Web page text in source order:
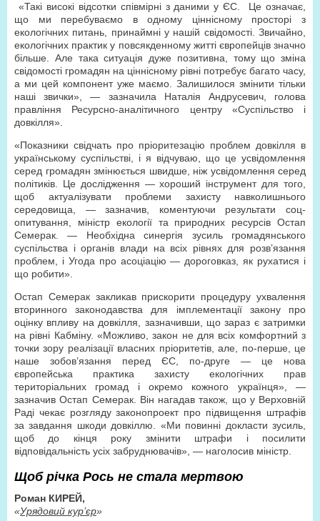
«Такі високі відсотки співмірні з даними у ЄС. Це означає,
що ми перебуваємо в одному ціннісному просторі з
екологічних питань, принаймні у нашій свідомості. Звичайно,
екологічних практик у повсякденному житті європейців значно
більше. Але така ситуація дуже позитивна, тому що зміна
свідомості громадян на ціннісному рівні потребує багато часу,
а ми цей компонент уже маємо. Залишилося змінити тільки
наші звички», — зазначила Наталія Андрусевич, голова
правління Ресурсно-аналітичного центру «Суспільство і
довкілля».
«Показники свідчать про пріоритезацію проблем довкілля в
українському суспільстві, і я відчуваю, що це усвідомлення
серед громадян змінюється швидше, ніж усвідомлення серед
політиків. Це дослідження — хороший інструмент для того,
щоб актуалізувати проблеми захисту навколишнього
середовища, — зазначив, коментуючи результати соц­
опитування, міністр екології та природних ресурсів Остап
Семерак. — Необхідна синергія зусиль громадянського
суспільства і органів влади на всіх рівнях для розв’язання
проблем, і Угода про асоціацію — дороговказ, як рухатися і
що робити».
Остап Семерак закликав прискорити процедуру ухвалення
вторинного законодавства для імплементації закону про
оцінку впливу на довкілля, зазначивши, що зараз є затримки
на рівні Кабміну. «Можливо, закон не для всіх комфортний з
точки зору реалізації власних пріоритетів, але, по-перше, це
наше зобов’язання перед ЄС, по-друге — це нова
європейська практика захисту екологічних прав
територіальних громад і окремо кожного українця», —
зазначив Остап Семерак. Він нагадав також, що у Верховній
Раді чекає розгляду законопроект про підвищення штрафів
за завдання шкоди довкіллю. «Ми повинні докласти зусиль,
щоб до кінця року змінити штрафи і посилити
відповідальність усіх забруднювачів», — наголосив міністр.
Щоб річка Рось не стала мертвою
Роман КИРЕЙ,
«Урядовий кур’єр»